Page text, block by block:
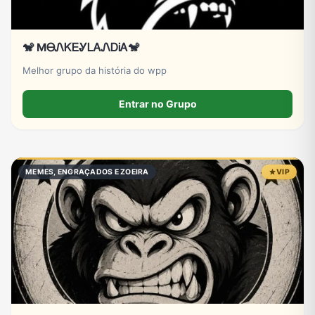
🐒 MᎾᏁᏦᎬᎽᏞᎪᏁᎠᎥᎪ🐒
Melhor grupo da história do wpp
Entrar no Grupo
MEMES, ENGRAÇADOS E ZOEIRA VIP